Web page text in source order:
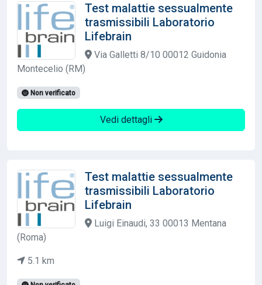
Test malattie sessualmente
trasmissibili Laboratorio
Lifebrain
Via Galletti 8/10 00012 Guidonia
Montecelio (RM)
Non verificato
Vedi dettagli
Test malattie sessualmente
trasmissibili Laboratorio
Lifebrain
Luigi Einaudi, 33 00013 Mentana
(Roma)
5.1 km